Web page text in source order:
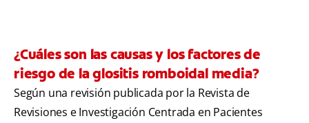
¿Cuáles son las causas y los factores de
riesgo de la glositis romboidal media?
Según una revisión publicada por la Revista de
Revisiones e Investigación Centrada en Pacientes